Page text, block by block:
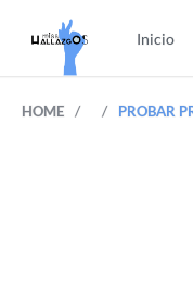
Inicio
HOME / / PROBAR